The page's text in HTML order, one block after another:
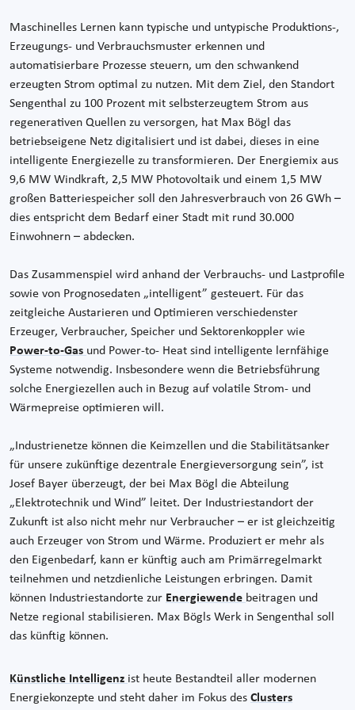
Maschinelles Lernen kann typische und untypische Produktions-,
Erzeugungs- und Verbrauchsmuster erkennen und
automatisierbare Prozesse steuern, um den schwankend
erzeugten Strom optimal zu nutzen. Mit dem Ziel, den Standort
Sengenthal zu 100 Prozent mit selbsterzeugtem Strom aus
regenerativen Quellen zu versorgen, hat Max Bögl das
betriebseigene Netz digitalisiert und ist dabei, dieses in eine
intelligente Energiezelle zu transformieren. Der Energiemix aus
9,6 MW Windkraft, 2,5 MW Photovoltaik und einem 1,5 MW
großen Batteriespeicher soll den Jahresverbrauch von 26 GWh –
dies entspricht dem Bedarf einer Stadt mit rund 30.000
Einwohnern – abdecken.
Das Zusammenspiel wird anhand der Verbrauchs- und Lastprofile
sowie von Prognosedaten „intelligent” gesteuert. Für das
zeitgleiche Austarieren und Optimieren verschiedenster
Erzeuger, Verbraucher, Speicher und Sektorenkoppler wie
Power-to-Gas und Power-to- Heat sind intelligente lernfähige
Systeme notwendig. Insbesondere wenn die Betriebsführung
solche Energiezellen auch in Bezug auf volatile Strom- und
Wärmepreise optimieren will.
„Industrienetze können die Keimzellen und die Stabilitätsanker
für unsere zukünftige dezentrale Energieversorgung sein”, ist
Josef Bayer überzeugt, der bei Max Bögl die Abteilung
„Elektrotechnik und Wind” leitet. Der Industriestandort der
Zukunft ist also nicht mehr nur Verbraucher – er ist gleichzeitig
auch Erzeuger von Strom und Wärme. Produziert er mehr als
den Eigenbedarf, kann er künftig auch am Primärregelmarkt
teilnehmen und netzdienliche Leistungen erbringen. Damit
können Industriestandorte zur Energiewende beitragen und
Netze regional stabilisieren. Max Bögls Werk in Sengenthal soll
das künftig können.
Künstliche Intelligenz ist heute Bestandteil aller modernen
Energiekonzepte und steht daher im Fokus des Clusters